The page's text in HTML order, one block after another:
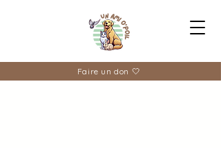
Faire un don 🤍